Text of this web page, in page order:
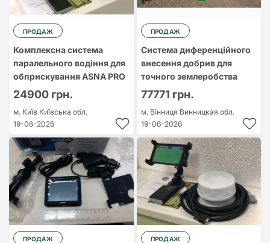
ПРОДАЖ
Комплексна система
паралельного водіння для
обприскування ASNA PRO
24900 грн.
м. Київ Київська обл.
19-06-2026
ПРОДАЖ
Система диференційного
внесення добрив для
точного землеробства
77771 грн.
м. Вінниця Винницкая обл.
19-06-2026
ПРОДАЖ ПРОДАЖ